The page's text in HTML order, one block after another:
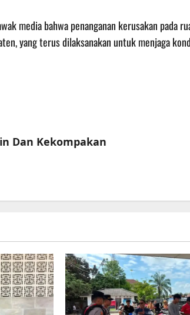
media bahwa penanganan kerusakan pada
yang terus dilaksanakan untuk menjaga
Dan Kekompakan